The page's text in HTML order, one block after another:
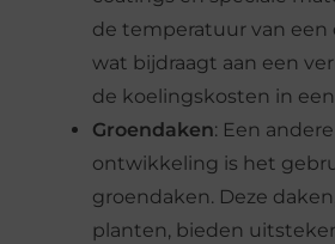
de temperatuur van een
wat bijdraagt aan een
de koelingskosten in
Groendaken: Een
ontwikkeling is het
groendaken. Deze
planten, bieden